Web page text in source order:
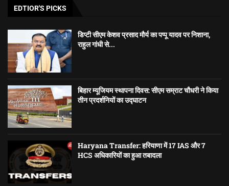
EDTIOR'S PICKS
डिप्टी सीएम केशव प्रसाद मौर्य का पप्पू यादव पर निशाना,
राहुल गांधी से...
बिहार म्यूजियम स्थापना दिवस: सीएम सम्राट चौधरी ने किया
तीन प्रदर्शनियों का उद्घाटन
Haryana Transfer: हरियाणा में 17 IAS और 7
HCS अधिकारियों का हुआ तबादला